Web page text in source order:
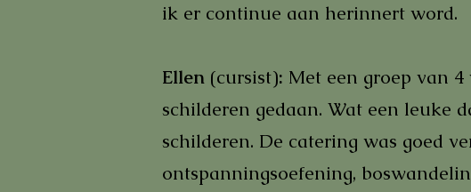
ik er continue aan herinnert word.
Ellen (cursist): Met een groep van
schilderen gedaan. Wat een leuke
schilderen. De catering was goed
ontspanningsoefening,